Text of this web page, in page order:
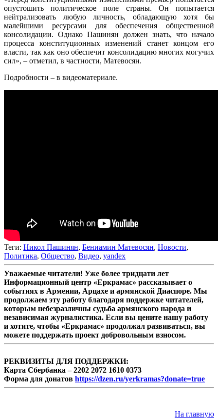
опустошить политическое поле страны. Он попытается
нейтрализовать любую личность, обладающую хотя бы
малейшими ресурсами для обеспечения общественной
консолидации. Однако Пашинян должен знать, что начало
процесса конституционных изменений станет концом его
власти, так как оно обеспечит консолидацию многих могучих
сил», – отметил, в частности, Матевосян.
Подробности – в видеоматериале.
Теги: Никол Пашинян, Бениамин Матевосян, Новости,
Политика, Общество, Видео, yandex
Уважаемые читатели! Уже более тридцати лет
Информационный центр «Еркрамас» рассказывает о
событиях в Армении, Арцахе и армянской Диаспоре. Мы
продолжаем эту работу благодаря поддержке читателей,
которым небезразличны судьба армянского народа и
независимая журналистика. Если вы цените нашу работу
и хотите, чтобы «Еркрамас» продолжал развиваться, вы
можете поддержать проект добровольным взносом.
РЕКВИЗИТЫ ДЛЯ ПОДДЕРЖКИ:
Карта Сбербанка – 2202 2072 1610 0373
Форма для донатов https://dzen.ru/yerkramas?donate=true
На главную